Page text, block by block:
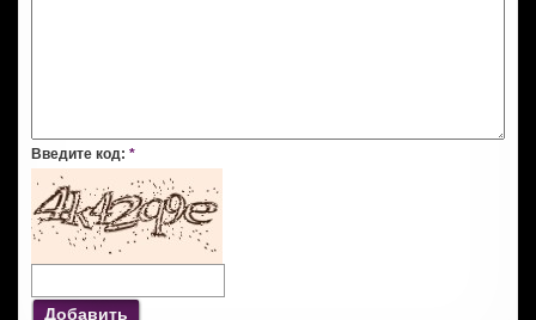
Введите код: *
Добавить